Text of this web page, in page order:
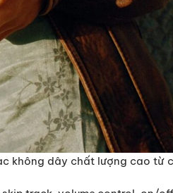
không dây chất lượng cao từ